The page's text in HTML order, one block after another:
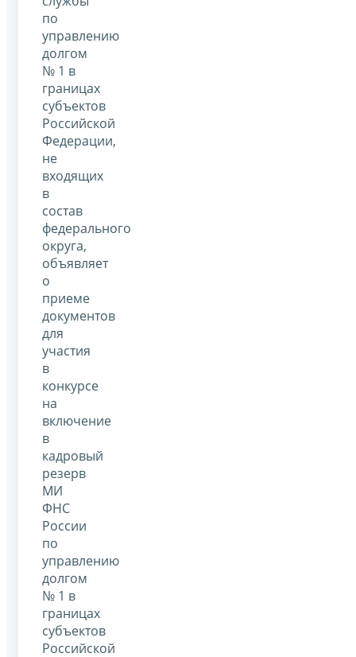
по
управлению
долгом
№ 1 в
границах
субъектов
Российской
Федерации,
не
входящих
в
состав
федерального
округа,
объявляет
о
приеме
документов
для
участия
в
конкурсе
на
включение
в
кадровый
резерв
МИ
ФНС
России
по
управлению
долгом
№ 1 в
границах
субъектов
Российской